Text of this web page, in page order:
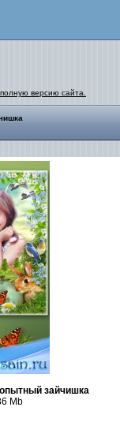
версию сайта.
зайчишка
Mb